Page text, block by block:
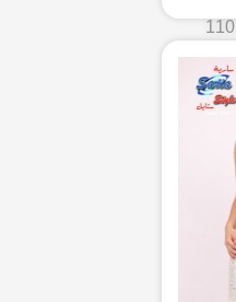
الدفع: سعر القطعة 110